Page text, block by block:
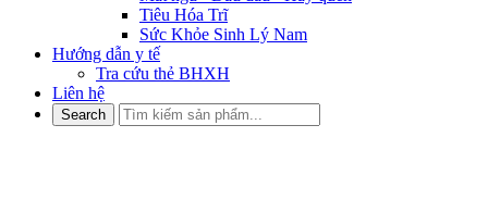
Tiêu Hóa Trĩ
Sức Khỏe Sinh Lý Nam
Hướng dẫn y tế
Tra cứu thẻ BHXH
Liên hệ